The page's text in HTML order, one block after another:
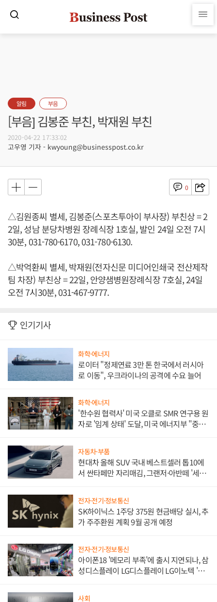
알림 부음
[부음] 김봉준 부친, 박재원 부친
2020-04-22 17:33:02
고우영 기자 - kwyoung@businesspost.co.kr
0
△김원종씨 별세, 김봉준(스포츠투아이 부사장) 부친상 = 2
2일, 성남 분당차병원 장례식장 1호실, 발인 24일 오전 7시
30분, 031-780-6170, 031-780-6130.
△박억환씨 별세, 박재원(전자신문 미디어인쇄국 전산제작
팀 차장) 부친상 = 22일, 안양샘병원장례식장 7호실, 24일
오전 7시30분, 031-467-9777.
인기기사
화학·에너지
로이터 "정제연료 3만 톤 한국에서 러시아
로 이동", 우크라이나의 공격에 수요 늘어
화학·에너지
'한수원 협력사' 미국 오클로 SMR 연구용 원
자로 '임계 상태' 도달, 미국 에너지부 "중요
자동차·부품
현대차 올해 SUV 국내 베스트셀러 톱10에
서 싼타페만 자리매김, 그랜저·아반떼 '세단
전자·전기·정보통신
SK하이닉스 1주당 375원 현금배당 실시, 추
가 주주환원 계획 9월 공개 예정
전자·전기·정보통신
아이폰18 '메모리 부족'에 출시 지연되나, 삼
성디스플레이 LG디스플레이 LG이노텍 '탈
사회